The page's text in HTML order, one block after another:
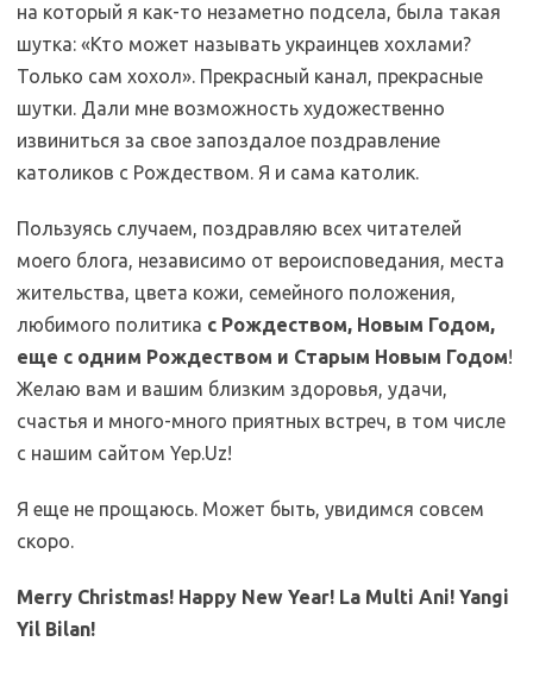
на который я как-то незаметно подсела, была такая
шутка: «Кто может называть украинцев хохлами?
Только сам хохол». Прекрасный канал, прекрасные
шутки. Дали мне возможность художественно
извиниться за свое запоздалое поздравление
католиков с Рождеством. Я и сама католик.
Пользуясь случаем, поздравляю всех читателей
моего блога, независимо от вероисповедания, места
жительства, цвета кожи, семейного положения,
любимого политика с Рождеством, Новым Годом,
еще с одним Рождеством и Старым Новым Годом!
Желаю вам и вашим близким здоровья, удачи,
счастья и много-много приятных встреч, в том числе
с нашим сайтом Yep.Uz!
Я еще не прощаюсь. Может быть, увидимся совсем
скоро.
Merry Christmas! Happy New Year! La Multi Ani! Yangi
Yil Bilan!